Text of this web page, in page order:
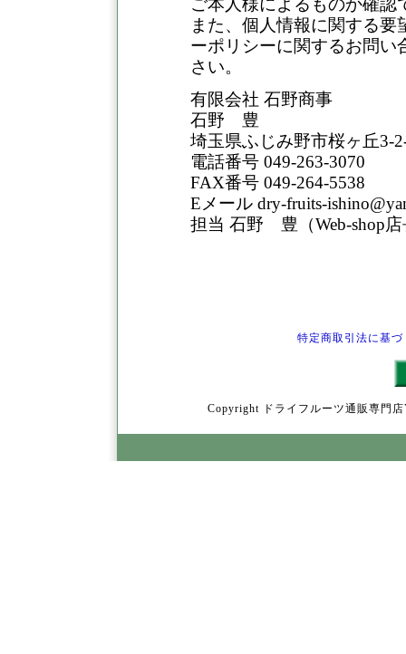
ご本人様によるものか確
また、個人情報に関する
ーポリシーに関するお問い
さい。
有限会社 石野商事
石野 豊
埼玉県ふじみ野市桜ヶ丘3-
電話番号 049-263-3070
FAX番号 049-264-5538
Eメール dry-fruits-
担当 石野 豊（Web-shop店
特定商取引法に基づ
Copyright ドライフルーツ通販専門